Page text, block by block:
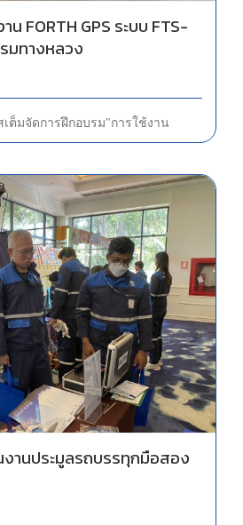
น FORTH GPS ระบบ FTS-
มทางหลวง
ต็ม จัดการฝึกอบรม "การใช้งาน
านประมูลรถบรรทุกมือสอง